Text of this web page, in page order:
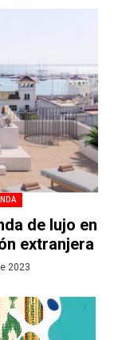
de lujo en
extranjera
2023